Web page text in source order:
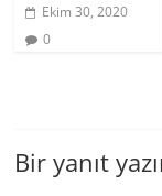
Ekim 30, 2020
0
Bir yanıt